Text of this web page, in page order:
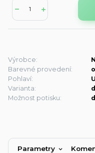
Výrobce:
Barevné provedení:
Pohlaví:
Varianta:
Možnost potisku:
Parametry